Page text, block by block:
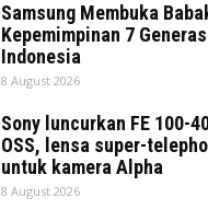
Samsung Membuka
Kepemimpinan 7
Indonesia
8 August 2026
Sony luncurkan FE 100-
OSS, lensa super-
untuk kamera Alpha
8 August 2026